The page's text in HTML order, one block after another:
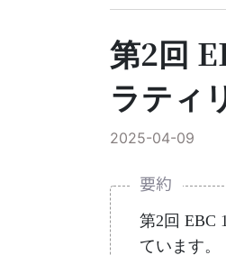
第2回
ラティ
2025-04-09
要約
第2回 EBC
ています。